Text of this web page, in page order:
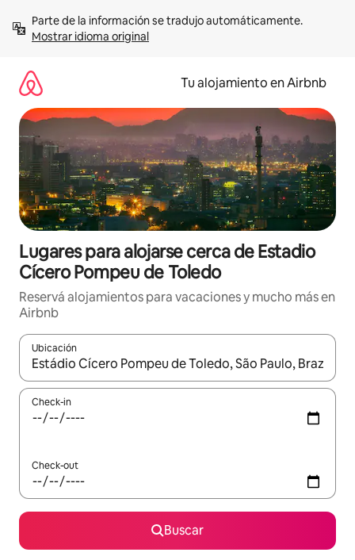
contenidoMostrar idioma original
Tu alojamiento en Airbnb
Lugares para alojarse cerca de Estadio
Cícero Pompeu de Toledo
Reservá alojamientos para vacaciones y mucho más en
Airbnb
Ubicación
Cuando los resultados estén disponibles, navegá con las
Check-in
Check-out
Buscar